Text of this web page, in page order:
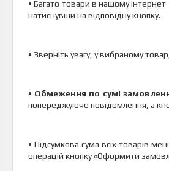
• Багато товари в нашому
натиснувши на відповідну кнопку.
• Зверніть увагу, у вибраному
• Обмеження по сумі
попереджуюче повідомлення, а
• Підсумкова сума всіх товарів
операцій кнопку «Оформити